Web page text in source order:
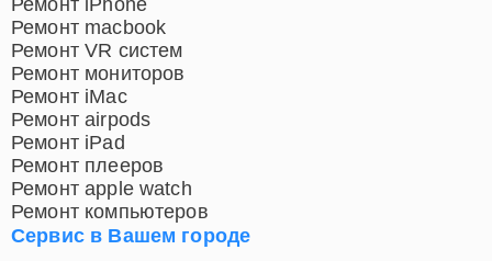
Сервис в Вашем городе
Ремонт iPhone
Ремонт macbook
Ремонт VR систем
Ремонт мониторов
Ремонт iMac
Ремонт airpods
Ремонт iPad
Ремонт плееров
Ремонт apple watch
Ремонт компьютеров